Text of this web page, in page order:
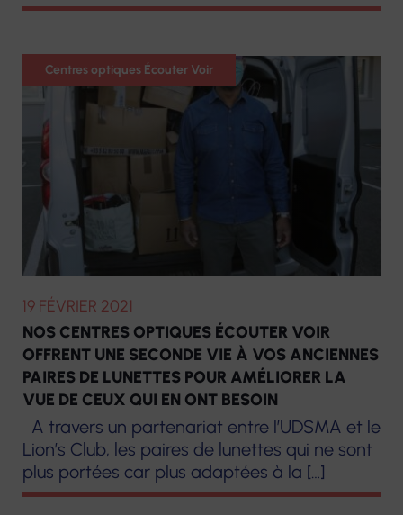
Optique
19 FÉVRIER 2021
NOS CENTRES OPTIQUES ÉCOUTER VOIR
OFFRENT UNE SECONDE VIE À VOS ANCIENNES
PAIRES DE LUNETTES POUR AMÉLIORER LA
VUE DE CEUX QUI EN ONT BESOIN
A travers un partenariat entre l’UDSMA et le
Lion’s Club, les paires de lunettes qui ne sont
plus portées car plus adaptées à la […]
Centres optiques Écouter Voir